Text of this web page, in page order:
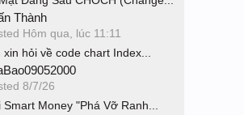
Thành
Hôm qua, lúc 11:11
xin hỏi về code chart Index...
8/7/26
Smart Money "Phá Vỡ Ranh...